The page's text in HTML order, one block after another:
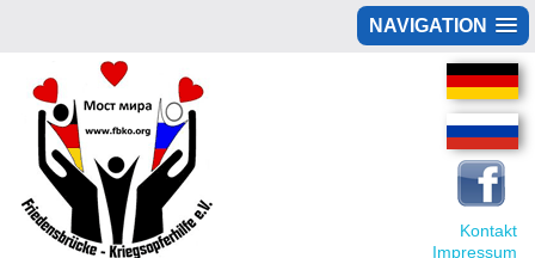
NAVIGATION
Kontakt
Impressum